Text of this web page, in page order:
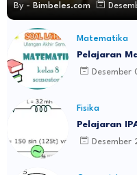
By - Bimbeles.com
Matematika
Pelajaran
Desember
Fisika
Pelajaran
Desember